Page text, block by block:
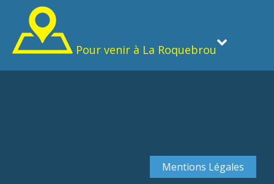
Pour venir à La Roquebrou
Mentions Légales